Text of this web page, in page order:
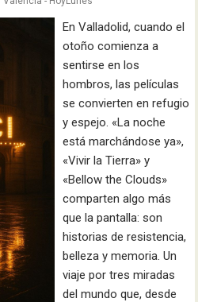
En Valladolid, cuando el
otoño comienza a
sentirse en los
hombros, las películas
se convierten en refugio
y espejo. «La noche
está marchándose ya»,
«Vivir la Tierra» y
«Bellow the Clouds»
comparten algo más
que la pantalla: son
historias de resistencia,
belleza y memoria. Un
viaje por tres miradas
del mundo que, desde